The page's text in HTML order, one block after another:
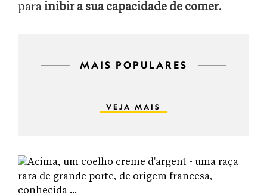
para inibir a sua capacidade de comer.
MAIS POPULARES
VEJA MAIS